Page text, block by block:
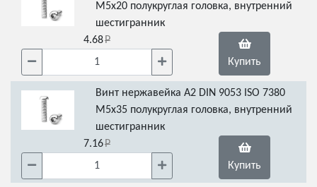
М5х20 полукруглая головка, внутренний
шестигранник
4.68
Купить
Винт нержавейка А2 DIN 9053 ISO 7380
М5х35 полукруглая головка, внутренний
шестигранник
7.16
Купить